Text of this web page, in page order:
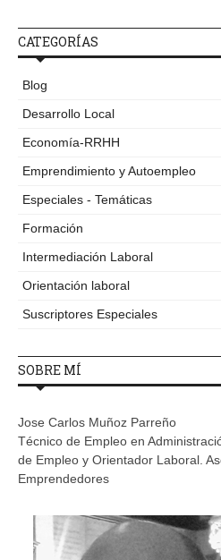
CATEGORÍAS
Blog
Desarrollo Local
Economía-RRHH
Emprendimiento y Autoempleo
Especiales - Temáticas
Formación
Intermediación Laboral
Orientación laboral
Suscriptores Especiales
SOBRE MÍ
Jose Carlos Muñoz Parreño
Técnico de Empleo en
de Empleo y Orientador Laboral.
Emprendedores